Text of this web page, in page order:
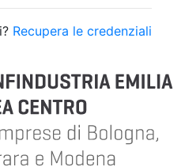
Recupera le credenziali